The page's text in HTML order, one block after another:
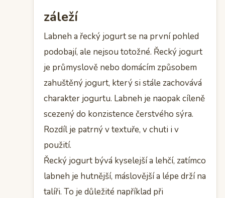
záleží
Labneh a řecký jogurt se na první pohled
podobají, ale nejsou totožné. Řecký jogurt
je průmyslově nebo domácím způsobem
zahuštěný jogurt, který si stále zachovává
charakter jogurtu. Labneh je naopak cíleně
scezený do konzistence čerstvého sýra.
Rozdíl je patrný v textuře, v chuti i v
použití.
Řecký jogurt bývá kyselejší a lehčí, zatímco
labneh je hutnější, máslovější a lépe drží na
talíři. To je důležité například při